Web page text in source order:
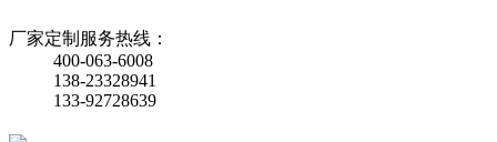
厂家定制服务热线：
400-063-6008
138-23328941
133-92728639